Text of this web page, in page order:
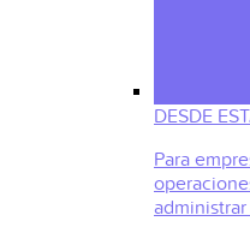
DESDE
Para